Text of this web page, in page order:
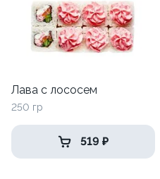
Лава с лососем
250 гр
519 ₽